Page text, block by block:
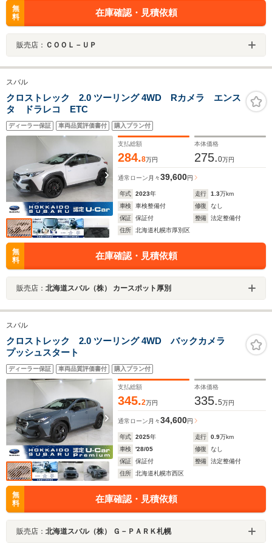
無
料
在庫確認・見積依頼
販売店： ＣＯＯＬ－ＵＰ
スバル
クロストレック 2.0 ツーリング 4WD Rカメラ エンス
タ ドラレコ ETC
ディーラー保証 車両品質評価書付 購入プラン付
支払総額
284.8万円
本体価格
275.0万円
通常ローン 月々39,600円
年式 2023年 走行 1.3万km
車検
車検整備付 修復
なし
保証
保証付 整備
法定整備付
住所
北海道札幌市厚別区
無
料
在庫確認・見積依頼
販売店： 北海道スバル（株） カースポット厚別
スバル
クロストレック 2.0 ツーリング 4WD バックカメラ
プッシュスタート
ディーラー保証 車両品質評価書付 購入プラン付
支払総額
345.2万円
本体価格
335.5万円
通常ローン 月々34,600円
年式 2025年 走行 0.9万km
車検
'28/05 修復
なし
保証
保証付 整備
法定整備付
住所
北海道札幌市西区
無
料
在庫確認・見積依頼
販売店： 北海道スバル（株） Ｇ－ＰＡＲＫ札幌